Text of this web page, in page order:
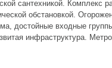
сантехникой. Комплекс
обстановкой.
достойные входные
инфраструктура.